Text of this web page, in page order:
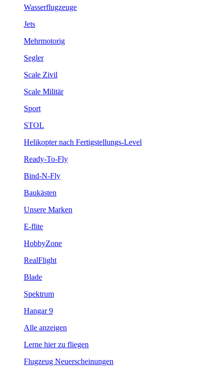
Wasserflugzeuge
Jets
Mehrmotorig
Segler
Scale Zivil
Scale Militär
Sport
STOL
Helikopter nach Fertigstellungs-Level
Ready-To-Fly
Bind-N-Fly
Baukästen
Unsere Marken
E-flite
HobbyZone
RealFlight
Blade
Spektrum
Hangar 9
Alle anzeigen
Lerne hier zu fliegen
Flugzeug Neuerscheinungen